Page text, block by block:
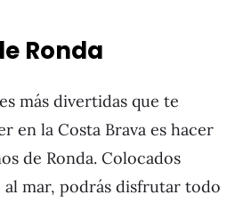
Ronda
más divertidas que te
en la Costa Brava es hacer
de Ronda. Colocados
mar, podrás disfrutar todo